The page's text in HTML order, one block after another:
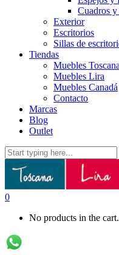
Cuadros
Exterior
Escritorios
Sillas de
Tiendas
Muebles Toscana
Muebles Lira
Muebles Canadá
Contacto
Marcas
Blog
Outlet
0
No products in the cart.